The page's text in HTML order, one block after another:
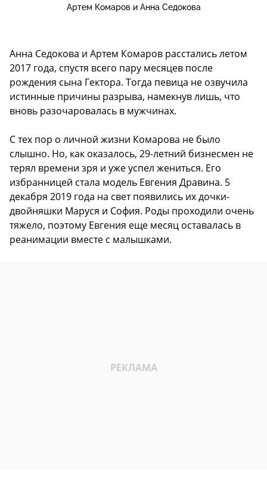
Артем Комаров и Анна Седокова
Анна Седокова и Артем Комаров расстались летом
2017 года, спустя всего пару месяцев после
рождения сына Гектора. Тогда певица не озвучила
истинные причины разрыва, намекнув лишь, что
вновь разочаровалась в мужчинах.
С тех пор о личной жизни Комарова не было
слышно. Но, как оказалось, 29-летний бизнесмен не
терял времени зря и уже успел жениться. Его
избранницей стала модель Евгения Дравина. 5
декабря 2019 года на свет появились их дочки-
двойняшки Маруся и София. Роды проходили очень
тяжело, поэтому Евгения еще месяц оставалась в
реанимации вместе с малышками.